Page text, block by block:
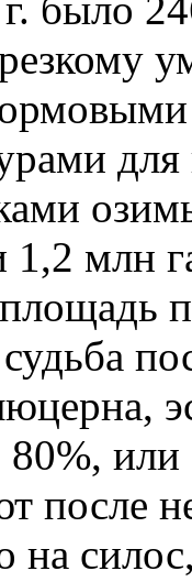
было
1,2 млн
после
на